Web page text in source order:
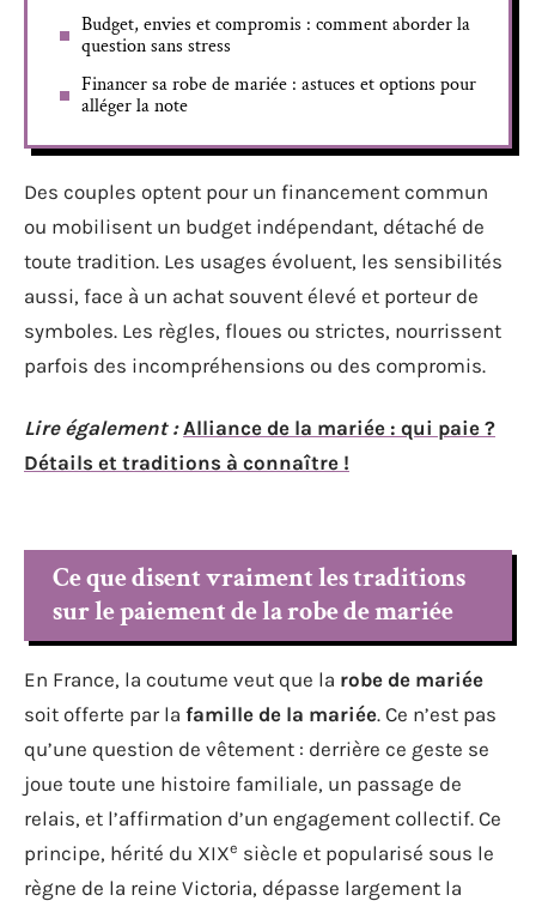
Budget, envies et compromis : comment aborder la
question sans stress
Financer sa robe de mariée : astuces et options pour
alléger la note
Des couples optent pour un financement commun
ou mobilisent un budget indépendant, détaché de
toute tradition. Les usages évoluent, les sensibilités
aussi, face à un achat souvent élevé et porteur de
symboles. Les règles, floues ou strictes, nourrissent
parfois des incompréhensions ou des compromis.
Lire également : Alliance de la mariée : qui paie ?
Détails et traditions à connaître !
Ce que disent vraiment les traditions
sur le paiement de la robe de mariée
En France, la coutume veut que la robe de mariée
soit offerte par la famille de la mariée. Ce n’est pas
qu’une question de vêtement : derrière ce geste se
joue toute une histoire familiale, un passage de
relais, et l’affirmation d’un engagement collectif. Ce
principe, hérité du XIXe siècle et popularisé sous le
règne de la reine Victoria, dépasse largement la